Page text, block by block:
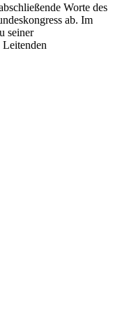
Worte des
ab. Im
seiner